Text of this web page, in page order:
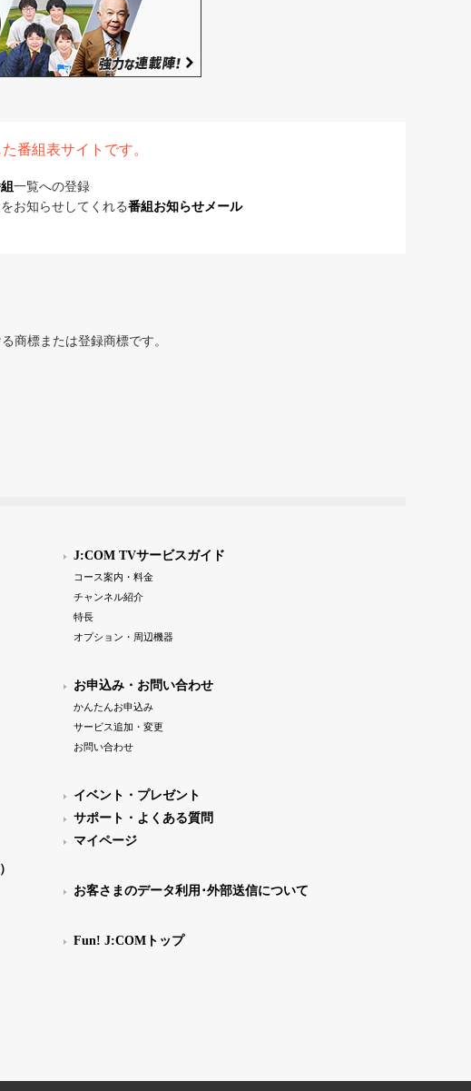
番組表サイトです。
一覧への登録
お知らせしてくれる番組お知らせメール
商標または登録商標です。
J:COM TVサービスガイド
コース案内・料金
チャンネル紹介
特長
オプション・周辺機器
お申込み・お問い合わせ
かんたんお申込み
サービス追加・変更
お問い合わせ
イベント・プレゼント
サポート・よくある質問
マイページ
お客さまのデータ利用･外部送信について
Fun! J:COMトップ